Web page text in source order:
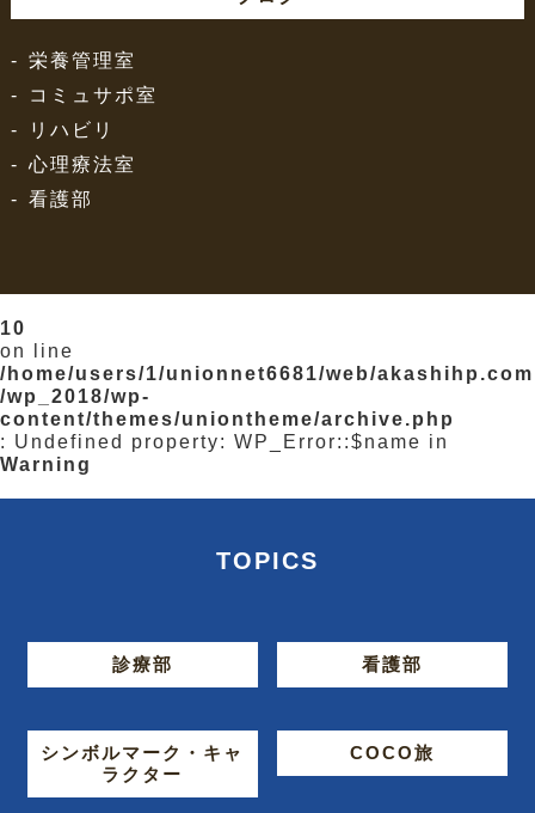
Warning
: Undefined property: WP_Error::$name in
/home/users/1/unionnet6681/web/akashihp.com
/wp_2018/wp-
content/themes/uniontheme/archive.php
on line
10
栄養管理室
コミュサポ室
リハビリ
心理療法室
看護部
TOPICS
診療部 看護部
シンボルマーク・キャ
ラクター
COCO旅